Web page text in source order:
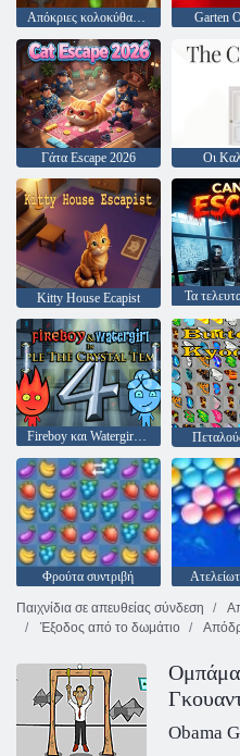
Απόκριες κολοκύθας απόδραση Garten
Γάτα Escape 2026 Οι
Kitty House Ecapist Τα
Fireboy και Watergirl 4: Crystal Temple
Φρούτα συντριβή
Παιχνίδια σε απευθείας σύνδεση
Έξοδος από το δωμάτιο
Ομπάμα
Obama